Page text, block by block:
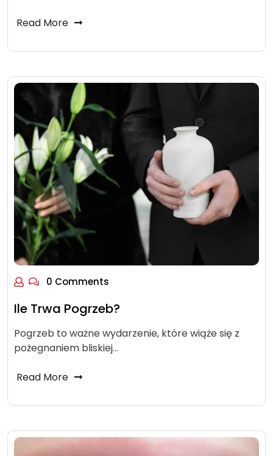
Read More
0 Comments
Ile Trwa Pogrzeb?
Pogrzeb to ważne wydarzenie, które wiąże się z
pożegnaniem bliskiej…
Read More